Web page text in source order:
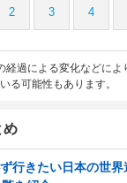
2 3 4
経過による変化などに
る可能性もあります。
め
行きたい日本の世